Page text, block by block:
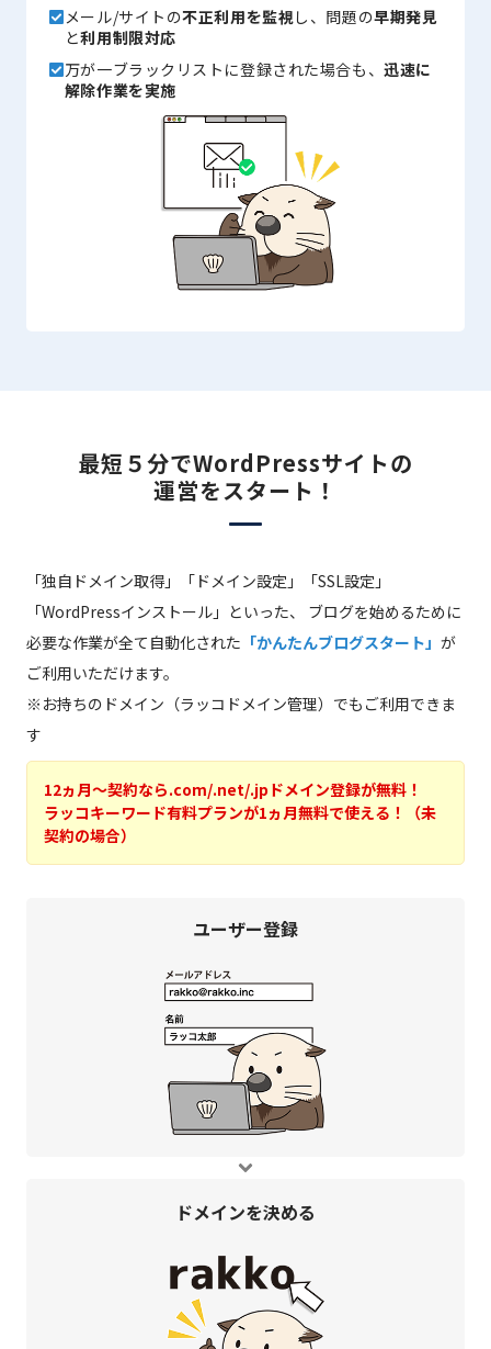
メール/サイトの不正利用を監視し、問題の早期発見
と利用制限対応
万が一ブラックリストに登録された場合も、迅速に
解除作業を実施
最短５分でWordPressサイトの
運営をスタート！
「独自ドメイン取得」「ドメイン設定」「SSL設定」
「WordPressインストール」といった、
ブログを始めるために
必要な作業が全て自動化された 「かんたんブログスタート」 が
ご利用いただけます。
※お持ちのドメイン（ラッコドメイン管理）でもご利用できま
す
12ヵ月～契約なら.com/.net/.jpドメイン登録が無料！
ラッコキーワード有料プランが1ヵ月無料で使える！（未
契約の場合）
ユーザー登録
ドメインを決める